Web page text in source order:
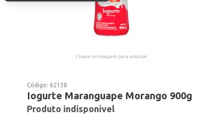
Clique na imagem para ampliar.
Código: 62138
Iogurte Maranguape Morango 900g
Produto indisponível